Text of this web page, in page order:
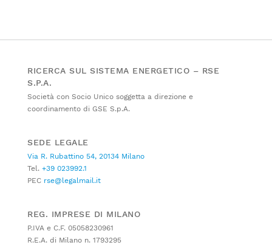
RICERCA SUL SISTEMA ENERGETICO – RSE
S.P.A.
Società con Socio Unico soggetta a direzione e
coordinamento di GSE S.p.A.
SEDE LEGALE
Via R. Rubattino 54, 20134 Milano
Tel. +39 023992.1
PEC rse@legalmail.it
REG. IMPRESE DI MILANO
P.IVA e C.F. 05058230961
R.E.A. di Milano n. 1793295